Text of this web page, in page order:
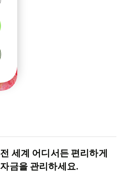
전 세계 어디서든 편리하게
자금을 관리하세요.